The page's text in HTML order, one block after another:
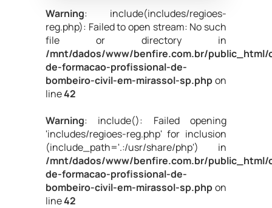
Warning: include(includes/regioes-
reg.php): Failed to open stream: No such
file or directory in
/mnt/dados/www/benfire.com.br/public_html/
de-formacao-profissional-de-
bombeiro-civil-em-mirassol-sp.phpon
line42
Warning: include(): Failed opening
'includes/regioes-reg.php' for inclusion
(include_path='.:/usr/share/php') in
/mnt/dados/www/benfire.com.br/public_html/
de-formacao-profissional-de-
bombeiro-civil-em-mirassol-sp.phpon
line42